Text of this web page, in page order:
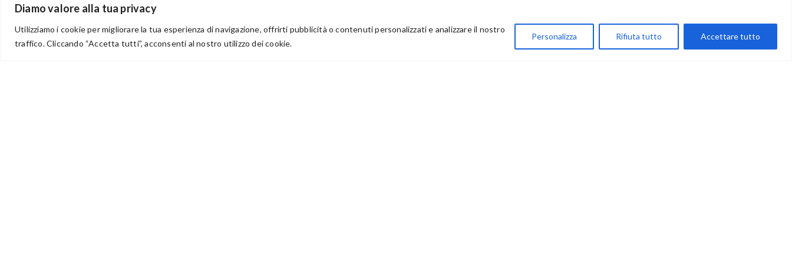
Diamo valore alla tua privacy
Utilizziamo i cookie per migliorare la tua esperienza di navigazione, offrirti pubblicità o contenuti personalizzati e analizzare il nostro
traffico. Cliccando “Accetta tutti”, acconsenti al nostro utilizzo dei cookie.
Personalizza Rifiuta tutto Accettare tutto
Privacy
Chi Siamo
My Account
Carrello